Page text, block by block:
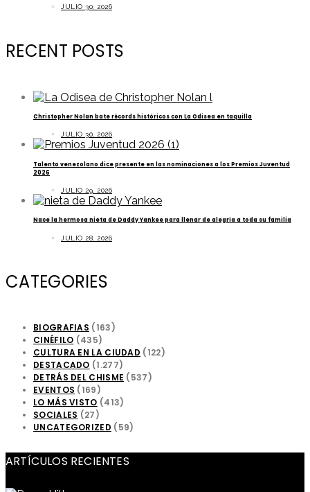
JULIO 30, 2026
RECENT POSTS
Christopher Nolan bate récords históricos con La Odisea en taquilla
JULIO 30, 2026
Talento venezolano dice presente en las nominaciones a los Premios Juventud
2026
JULIO 29, 2026
Nace la hermosa nieta de Daddy Yankee para llenar de alegría a toda su familia
JULIO 28, 2026
CATEGORIES
BIOGRAFIAS (163)
CINÉFILO (435)
CULTURA EN LA CIUDAD (122)
DESTACADO (1.277)
DETRÁS DEL CHISME (537)
EVENTOS (169)
LO MÁS VISTO (413)
SOCIALES (27)
UNCATEGORIZED (59)
ARTÍCULOS RECIENTES